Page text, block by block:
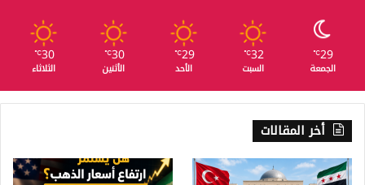
29
℃
الجمعة
32
℃
السبت
29
℃
الأحد
30
℃
الأثنين
30
℃
الثلاثاء
أخر المقالات